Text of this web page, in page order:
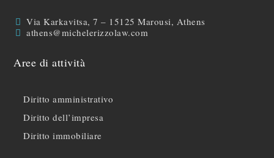
Via Karkavitsa, 7 – 15125 Marousi, Athens
athens@michelerizzolaw.com
Aree di attività
Diritto amministrativo
Diritto dell’impresa
Diritto immobiliare